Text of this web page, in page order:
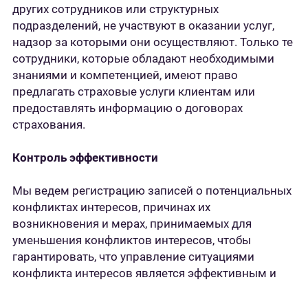
других сотрудников или структурных
подразделений, не участвуют в оказании услуг,
надзор за которыми они осуществляют. Только те
сотрудники, которые обладают необходимыми
знаниями и компетенцией, имеют право
предлагать страховые услуги клиентам или
предоставлять информацию о договорах
страхования.
Контроль эффективности
Мы ведем регистрацию записей о потенциальных
конфликтах интересов, причинах их
возникновения и мерах, принимаемых для
уменьшения конфликтов интересов, чтобы
гарантировать, что управление ситуациями
конфликта интересов является эффективным и